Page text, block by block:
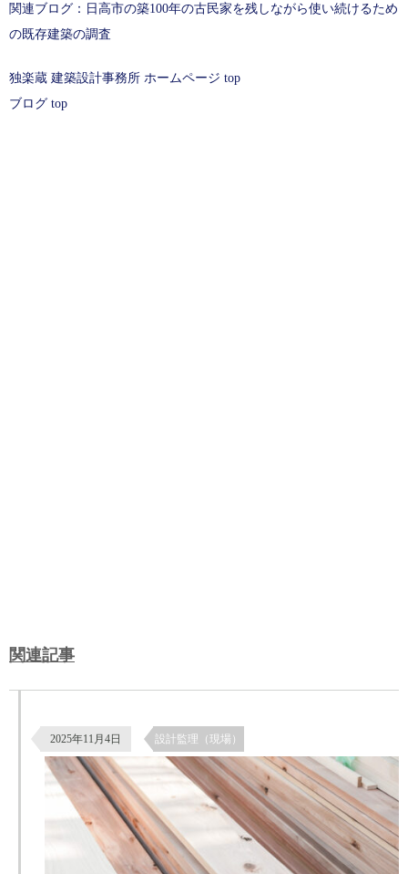
関連ブログ：日高市の築100年の古民家を残しながら使い続けるため
の既存建築の調査
独楽蔵 建築設計事務所 ホームページ top
ブログ top
関連記事
2025年11月4日 設計監理（現場）